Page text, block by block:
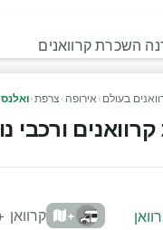
השכרת קרוואנים
בעולם › אירופה › צרפת›
ורכבי
+